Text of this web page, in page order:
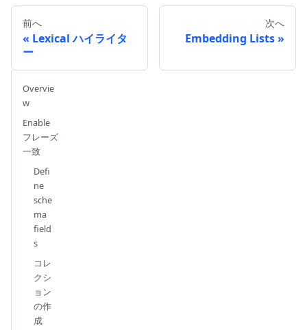
前へ
Lexical ハイライタ
ー
次へ
Embedding Lists
Overvie
w
Enable
フレーズ
一致
Defi
ne
sche
ma
field
s
コレ
クシ
ョン
の作
成